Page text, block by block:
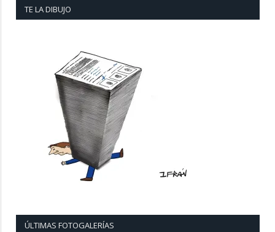
TE LA DIBUJO
ÚLTIMAS FOTOGALERÍAS